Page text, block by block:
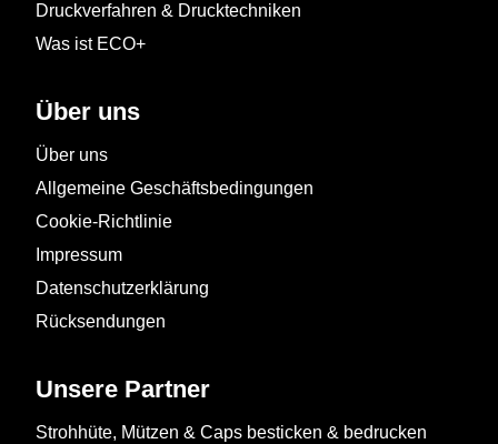
Druckverfahren & Drucktechniken
Was ist ECO+
Über uns
Über uns
Allgemeine Geschäftsbedingungen
Cookie-Richtlinie
Impressum
Datenschutzerklärung
Rücksendungen
Unsere Partner
Strohhüte, Mützen & Caps besticken & bedrucken